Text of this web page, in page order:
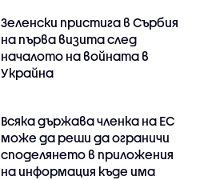
Зеленски пристига в Сърбия
на първа визита след
началото на войната в
Украйна
Всяка държава членка на ЕС
може да реши да ограничи
споделянето в приложения
на информация къде има